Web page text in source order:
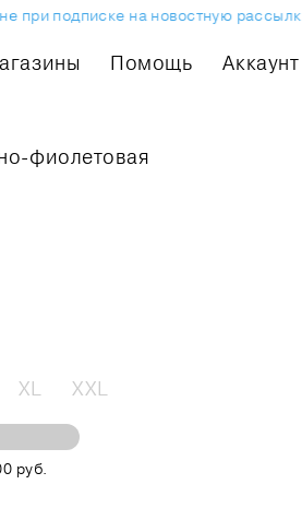
подписке на новостную рассылку.
Помощь Аккаунт
фиолетовая
XL XXL
руб.